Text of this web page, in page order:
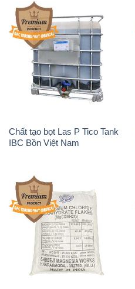
Chất tạo bọt Las P Tico Tank
IBC Bồn Việt Nam